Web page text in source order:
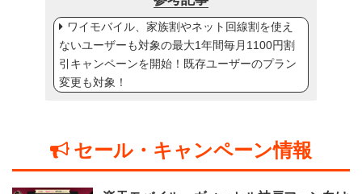
ワイモバイル、家族割やネット回線割を使え
ないユーザーも対象の最大1年間毎月1100円割
引キャンペーンを開始！既存ユーザーのプラン
変更も対象！
セール・キャンペーン情報